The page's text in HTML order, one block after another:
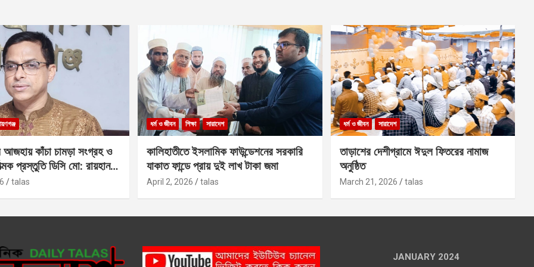
কাঁচা চামড়া সংগ্রহ ও
প্রস্তুতি ডিসি মো: রায়হান
talas
ধর্ম ও জীবন শিক্ষা সারাদেশ
কালিহাতীতে ইসলামিক ফাউন্ডেশনের সরকারি
যাকাত ফান্ডে প্রায় দুই লাখ টাকা জমা
April 2, 2026 talas
ধর্ম ও জীবন সারাদেশ
তাড়াশের দেশীগ্রামে ঈদুল ফিতরের নামাজ
অনুষ্ঠিত
March 21, 2026 talas
JANUARY 2024